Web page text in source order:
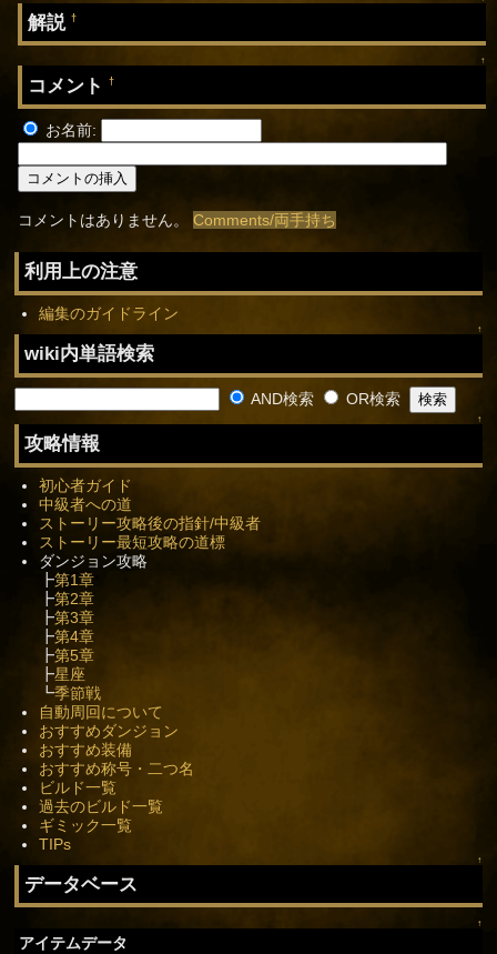
解説†
↑
コメント†
お名前:
コメントはありません。Comments/両手持ち
利用上の注意
編集のガイドライン
↑
wiki内単語検索
AND検索 OR検索
↑
攻略情報
初心者ガイド
中級者への道
ストーリー攻略後の指針/中級者
ストーリー最短攻略の道標
ダンジョン攻略
┣第1章
┣第2章
┣第3章
┣第4章
┣第5章
┣星座
┗季節戦
自動周回について
おすすめダンジョン
おすすめ装備
おすすめ称号・二つ名
ビルド一覧
過去のビルド一覧
ギミック一覧
TIPs
↑
データベース
↑
アイテムデータ